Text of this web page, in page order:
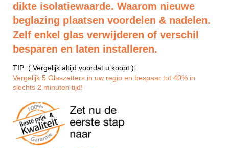
dikte isolatiewaarde. Waarom nieuwe
beglazing plaatsen voordelen & nadelen.
Zelf enkel glas verwijderen of verschil
besparen en laten installeren.
TIP: ( Vergelijk altijd voordat u koopt ):
Vergelijk 5 Glaszetters in uw regio en bespaar tot 40% in
slechts 2 minuten tijd!